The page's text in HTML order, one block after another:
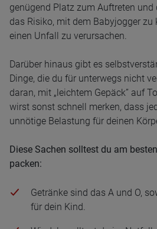
genügend Platz zum Auftreten
das Risiko, mit dem Babyjogger
einen Unfall zu verursachen.
Darüber hinaus gibt es
Dinge, die du für unterwegs nicht
daran, mit „leichtem Gepäck” auf
wirst sonst schnell merken, dass
unnötige Belastung für deinen
Diese Sachen solltest du am
packen:
Getränke sind das A und O,
für dein Kind.